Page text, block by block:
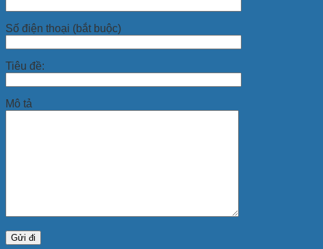
Số điện thoại (bắt buộc)
Tiêu đề:
Mô tả